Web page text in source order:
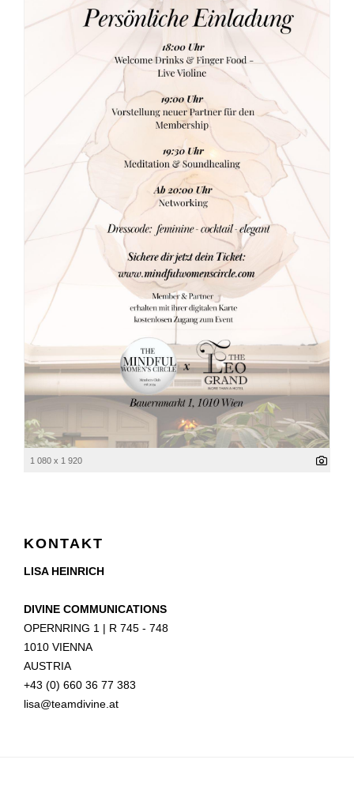
1 080 x 1 920
KONTAKT
LISA HEINRICH
DIVINE COMMUNICATIONS
OPERNRING 1 | R 745 - 748
1010 VIENNA
AUSTRIA
+43 (0) 660 36 77 383
lisa@teamdivine.at